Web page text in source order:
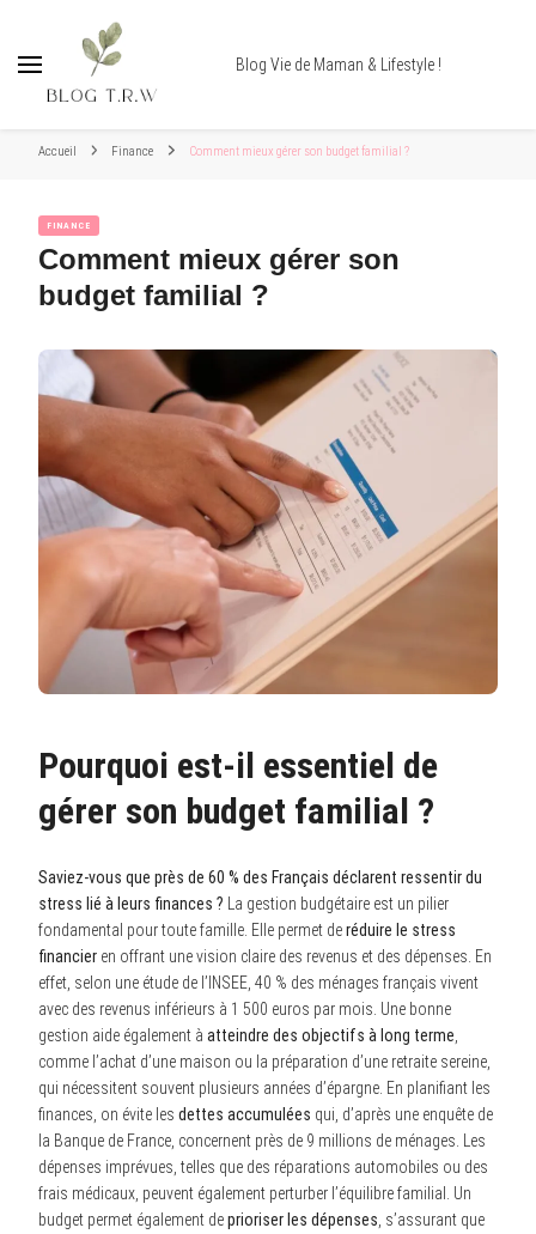
Blog Vie de Maman & Lifestyle !
Accueil Finance Comment mieux gérer son budget familial ?
FINANCE
Comment mieux gérer son
budget familial ?
Pourquoi est-il essentiel de
gérer son budget familial ?
Saviez-vous que près de 60 % des Français déclarent ressentir du
stress lié à leurs finances ? La gestion budgétaire est un pilier
fondamental pour toute famille. Elle permet deréduire le stress
financier en offrant une vision claire des revenus et des dépenses. En
effet, selon une étude de l’INSEE, 40 % des ménages français vivent
avec des revenus inférieurs à 1 500 euros par mois. Une bonne
gestion aide également à atteindre des objectifs à long terme
comme l’achat d’une maison ou la préparation d’une retraite sereine,
qui nécessitent souvent plusieurs années d’épargne. En planifiant les
finances, on évite les dettes accumulées qui, d’après une enquête de
la Banque de France, concernent près de 9 millions de ménages. Les
dépenses imprévues, telles que des réparations automobiles ou des
frais médicaux, peuvent également perturber l’équilibre familial. Un
budget permet également deprioriser les dépenses , s’assurant que